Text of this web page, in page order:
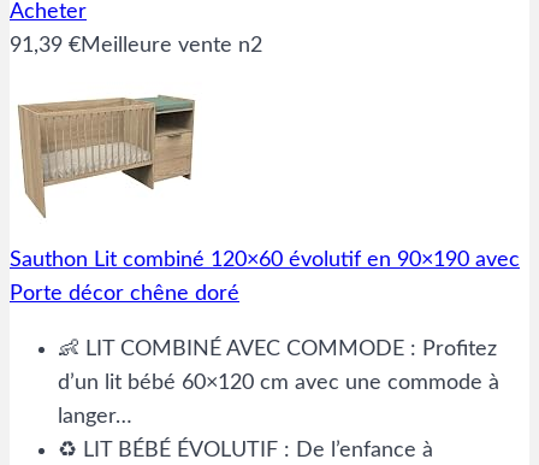
Acheter
91,39 €Meilleure vente n2
Sauthon Lit combiné 120×60 évolutif en 90×190 avec
Porte décor chêne doré
👶 LIT COMBINÉ AVEC COMMODE : Profitez
d’un lit bébé 60×120 cm avec une commode à
langer…
♻️ LIT BÉBÉ ÉVOLUTIF : De l’enfance à